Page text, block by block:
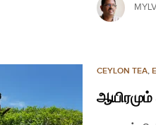
CEYLON TEA,